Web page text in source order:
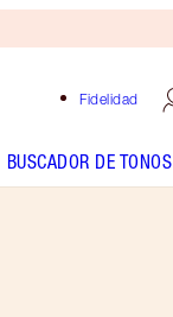
Fidelidad
BUSCADOR DE TONOS